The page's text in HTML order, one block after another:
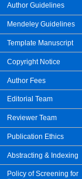
Author Guidelines
Mendeley Guidelines
Template Manuscript
Copyright Notice
Author Fees
Editorial Team
Reviewer Team
Publication Ethics
Abstracting & Indexing
Policy of Screening for